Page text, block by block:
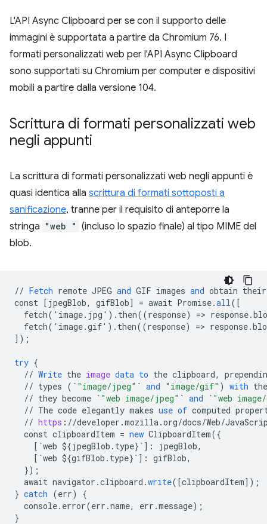
L'API Async Clipboard per se con il supporto delle
immagini è supportata a partire da Chromium 76. I
formati personalizzati web per l'API Async Clipboard
sono supportati su Chromium per computer e dispositivi
mobili a partire dalla versione 104.
Scrittura di formati personalizzati web
negli appunti
La scrittura di formati personalizzati web negli appunti è
quasi identica alla scrittura di formati sottoposti a
sanificazione, tranne per il requisito di anteporre la
stringa "web " (incluso lo spazio finale) al tipo MIME del
blob.
// Fetch remote JPEG and GIF images and obtain their
const [ jpegBlob, gifBlob] = await Promise.all( [
fetch('image.jpg').then((response) =>
fetch('image.gif').then((response) =>
] );
try {
// Write the image data to the clipboard,
// types ( ` "image/jpeg" ` and "image/gif" ) with the
// they become ` "web image/jpeg" ` and ` "web
// The code elegantly makes use of computed
// https : //developer .mozilla.org/docs/Web/
const clipboardItem = new ClipboardItem({
[ `web ${jpegBlob.type}` ] : jpegBlob,
[ `web ${gifBlob.type}` ] : gifBlob,
});
await navigator .clipboard .write( [clipboardItem] );
} catch (err)
{
console. error(err .name, err .message);
}